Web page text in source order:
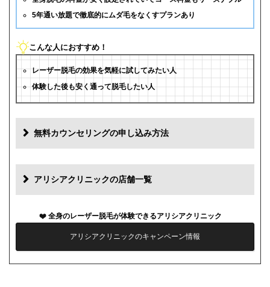
5年通い放題で徹底的にムダ毛をなくすプランあり
こんな人におすすめ！
レーザー脱毛の効果を気軽に試してみたい人
体験した後も安く通って脱毛したい人
無料カウンセリングの申し込み方法
アリシアクリニックの店舗一覧
全身のレーザー脱毛が体験できるアリシアクリニック
アリシアクリニックのキャンペーン情報